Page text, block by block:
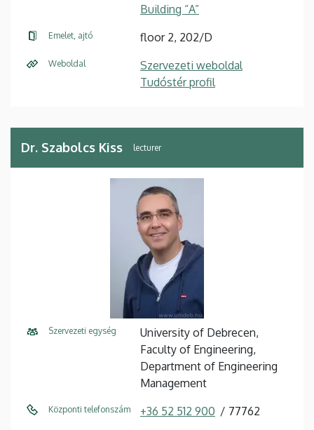
Building “A”
Emelet, ajtó floor 2, 202/D
Weboldal
Szervezeti weboldal
Tudóstér profil
Dr. Szabolcs Kiss lecturer
Szervezeti egység
University of Debrecen,
Faculty of Engineering,
Department of Engineering
Management
Központi telefonszám +36 52 512 900 77762